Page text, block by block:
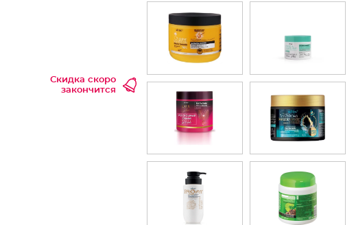
Скидка скоро
закончится